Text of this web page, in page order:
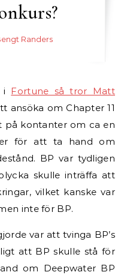
Randers
i Fortune så tror Matt
ansöka om Chapter 11
på kontanter om ca en
för att ta hand om
BP var tydligen
skulle inträffa att
vilket kanske var
inte för BP.
var att tvinga BP’s
att BP skulle stå för
om Deepwater BP